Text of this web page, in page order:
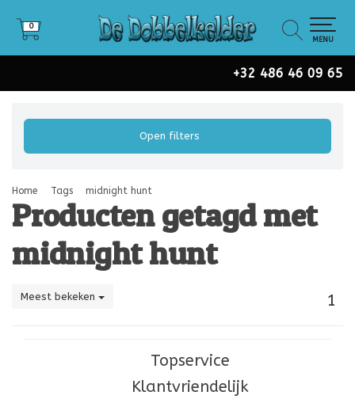
+32 486 46 09 65
0
0
MENU
Open filters
Home Tags midnight hunt
Producten getagd met
midnight hunt
Meest bekeken 1
Topservice
Klantvriendelijk